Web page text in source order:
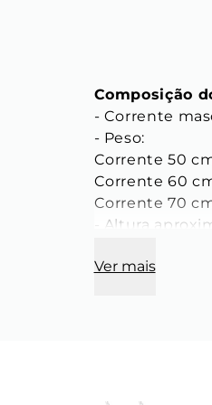
Composição
- Corrente
- Peso:
Corrente 50
Corrente 60
Corrente 70
- Altura
pescoço)
- Espessura: 7
Ver mais